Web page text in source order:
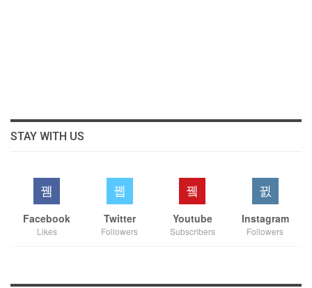
STAY WITH US
Facebook
Likes
Twitter
Followers
Youtube
Subscribers
Instagram
Followers